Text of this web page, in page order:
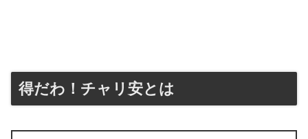
得だわ！チャリ安とは